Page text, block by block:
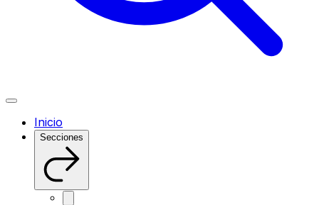
Inicio
Secciones